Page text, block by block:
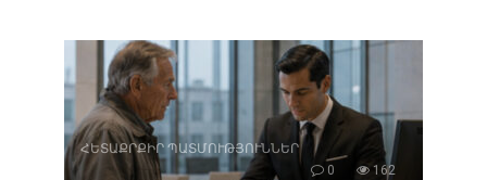
ՀԵՏԱՔՐՔԻՐ ՊԱՏՄՈՒԹՅՈՒՆՆԵՐ
0
162